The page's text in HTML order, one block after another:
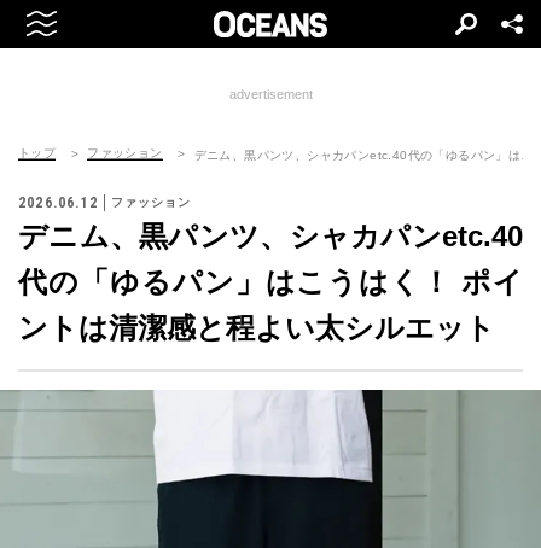
advertisement
トップ ファッション デニム、黒パンツ、シャカパンetc.40代の「ゆるパン」は
2026.06.12 ファッション
デニム、黒パンツ、シャカパンetc.40
代の「ゆるパン」はこうはく！ ポイ
ントは清潔感と程よい太シルエット